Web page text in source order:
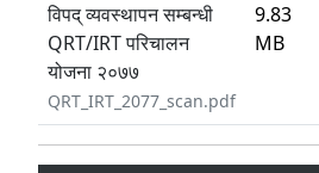
विपद् व्यवस्थापन सम्बन्धी
QRT/IRT परिचालन
योजना २०७७
QRT_IRT_2077_scan.pdf
9.83
MB